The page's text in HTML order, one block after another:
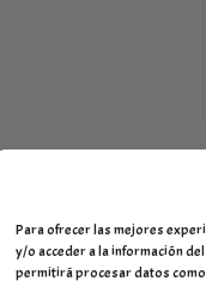
Para ofrecer las mejores
y/o acceder a la información
permitirá procesar datos